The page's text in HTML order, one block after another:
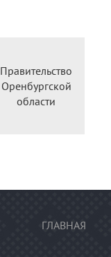
Правительство
Оренбургской
области
ГЛАВНАЯ